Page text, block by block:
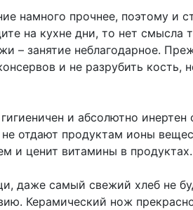
намного прочнее, поэтому и
на кухне дни, то нет смысла
– занятие неблагодарное.
и не разрубить кость,
и абсолютно
отдают продуктам ионы
и ценит витамины в продуктах.
даже самый свежий хлеб не
Керамический нож